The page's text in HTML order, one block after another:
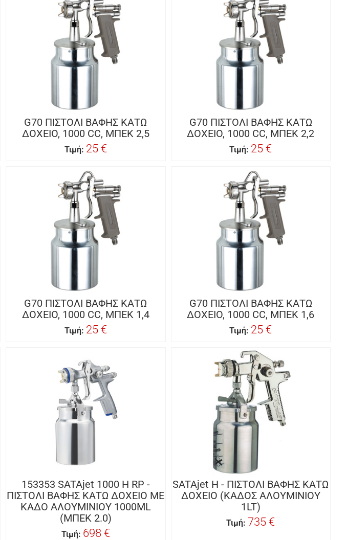
G70 ΠΙΣΤΟΛΙ ΒΑΦΗΣ ΚΑΤΩ
ΔΟΧΕΙΟ, 1000 CC, ΜΠΕΚ 2,5
Τιμή: 25 €
G70 ΠΙΣΤΟΛΙ ΒΑΦΗΣ ΚΑΤΩ
ΔΟΧΕΙΟ, 1000 CC, ΜΠΕΚ 2,2
Τιμή: 25 €
G70 ΠΙΣΤΟΛΙ ΒΑΦΗΣ ΚΑΤΩ
ΔΟΧΕΙΟ, 1000 CC, ΜΠΕΚ 1,4
Τιμή: 25 €
G70 ΠΙΣΤΟΛΙ ΒΑΦΗΣ ΚΑΤΩ
ΔΟΧΕΙΟ, 1000 CC, ΜΠΕΚ 1,6
Τιμή: 25 €
153353 SATAjet 1000 H RP -
ΠΙΣΤΟΛΙ ΒΑΦΗΣ ΚΑΤΩ ΔΟΧΕΙΟ ΜΕ
ΚΑΔΟ ΑΛΟΥΜΙΝΙΟΥ 1000ML
(ΜΠΕΚ 2.0)
Τιμή: 698 €
SATAjet H - ΠΙΣΤΟΛΙ ΒΑΦΗΣ ΚΑΤΩ
ΔΟΧΕΙΟ (ΚΑΔΟΣ ΑΛΟΥΜΙΝΙΟΥ
1LT)
Τιμή: 735 €